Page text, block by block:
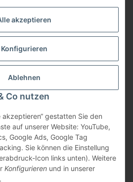
akzeptieren
Konfigurieren
Ablehnen
Co nutzen
akzeptieren“ gestatten Sie den
auf unserer Website: YouTube,
Google Ads, Google Tag
Sie können die Einstellung
Icon links unten). Weitere
Konfigurieren und in unserer
.
widerrufen